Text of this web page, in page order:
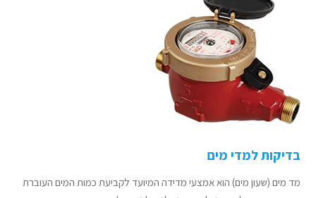
בדיקות למדי מים
מד מים (שעון מים) הוא אמצעי מדידה המיועד לקביעת כמות המים העוברת